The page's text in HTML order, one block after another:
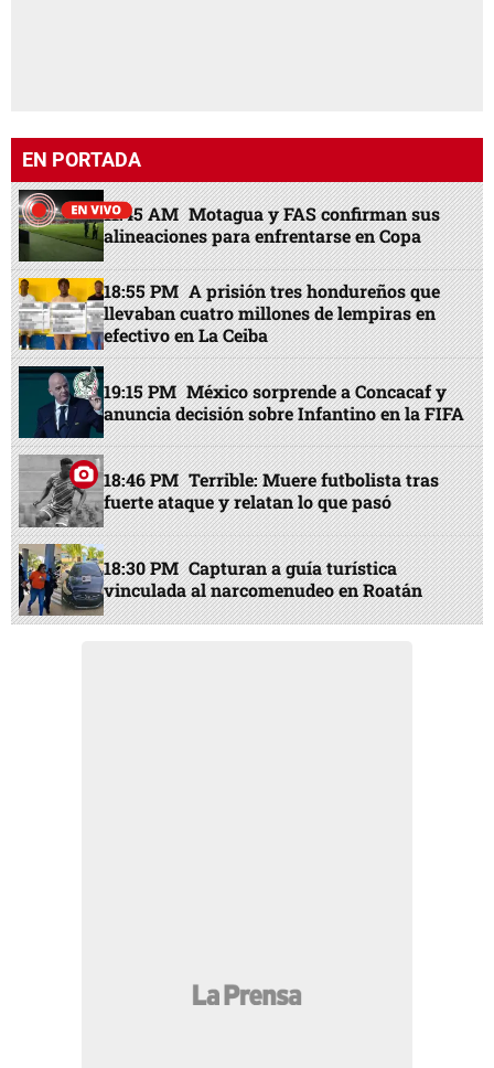
EN PORTADA
11:45 AM Motagua y FAS confirman sus
alineaciones para enfrentarse en Copa
18:55 PM A prisión tres hondureños que
llevaban cuatro millones de lempiras en
efectivo en La Ceiba
19:15 PM México sorprende a Concacaf y
anuncia decisión sobre Infantino en la FIFA
18:46 PM Terrible: Muere futbolista tras
fuerte ataque y relatan lo que pasó
18:30 PM Capturan a guía turística
vinculada al narcomenudeo en Roatán